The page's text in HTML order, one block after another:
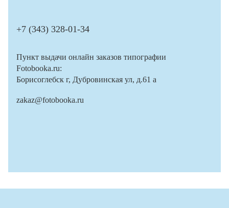
+7 (343) 328-01-34
Пункт выдачи онлайн заказов типографии
Fotobooka.ru:
Борисоглебск г, Дубровинская ул, д.61 а
zakaz@fotobooka.ru